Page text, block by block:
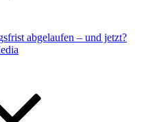
abgelaufen – und jetzt?